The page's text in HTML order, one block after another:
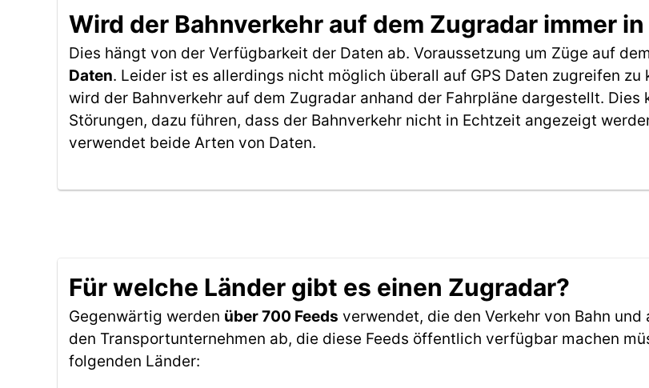
Wird der Bahnverkehr auf dem Zugradar immer
Dies hängt von der Verfügbarkeit der Daten ab. Voraussetzung um Züge auf
Daten. Leider ist es allerdings nicht möglich überall auf GPS Daten zugreifen zu
wird der Bahnverkehr auf dem Zugradar anhand der Fahrpläne dargestellt.
Störungen, dazu führen, dass der Bahnverkehr nicht in Echtzeit angezeigt
verwendet beide Arten von Daten.
Für welche Länder gibt es einen Zugradar?
Gegenwärtig werden über 700 Feeds verwendet, die den Verkehr von Bahn
den Transportunternehmen ab, die diese Feeds öffentlich verfügbar machen
folgenden Länder: